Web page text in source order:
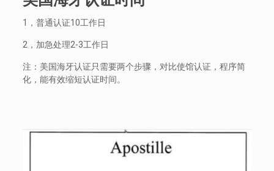
1，普通认证10工作日
2，加急处理2-3工作日
注：美国海牙认证只需要两个步骤，对比使馆认证，程序简
化，能有效缩短认证时间。